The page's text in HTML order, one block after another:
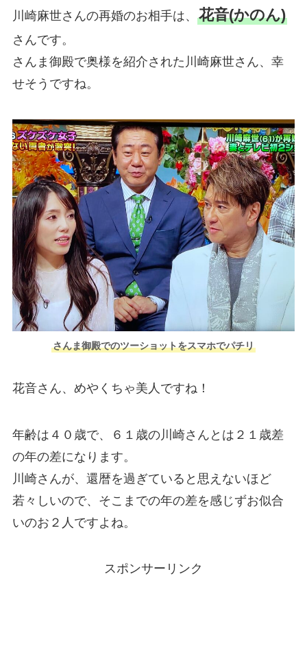
川崎麻世さんの再婚のお相手は、 花音(かのん)
さんです。
さんま御殿で奥様を紹介された川崎麻世さん、幸
せそうですね。
さんま御殿でのツーショットをスマホでパチリ
花音さん、めやくちゃ美人ですね！
年齢は４０歳で、６１歳の川崎さんとは２１歳差
の年の差になります。
川崎さんが、還暦を過ぎていると思えないほど
若々しいので、そこまでの年の差を感じずお似合
いのお２人ですよね。
スポンサーリンク